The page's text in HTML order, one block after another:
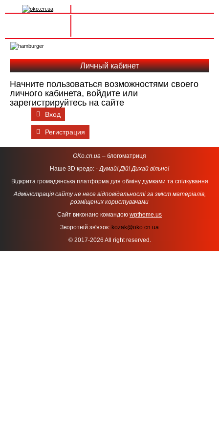
navigation
Личный кабинет
Начните пользоваться возможностями своего
личного кабинета, войдите или
зарегистрируйтесь на сайте
Вход
Регистрация
OKo.cn.ua – блогоматриця
Наше 3D кредо: -Думай! Дій! Дихай вільно!
Відкрита громадянська платформа для обміну думками та спілкування
Адміністрація сайту не несе відповідальності за зміст матеріалів,
розміщених користувачами
Сайт виконано командою wptheme.us
Зворотній зв'язок: kozak@oko.cn.ua
© 2017-2026 All right reserved.